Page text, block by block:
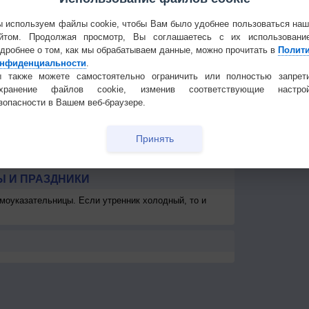
>10 км
-
3-6
<7
>10 км
-
3-6
>10 км
> 1 км
5-9
7
>10 км
-
3-6
8
>10 км
> 1 км
2-5
<7
>10 км
> 1 км
3-6
>10 км
> 1 км
>10 км
400
И ПРАЗДНИКИ
Если утренник холодный, то и
Гостевая
используем файлы cookie, чтобы Вам было удобнее пользоваться
Продолжая просмотр, Вы соглашаетесь с их
о том, как мы обрабатываем данные, можно прочитать в
также можете самостоятельно ограничить или полностью
файлов cookie, изменив соответствующие
в Вашем веб-браузере.
Принять